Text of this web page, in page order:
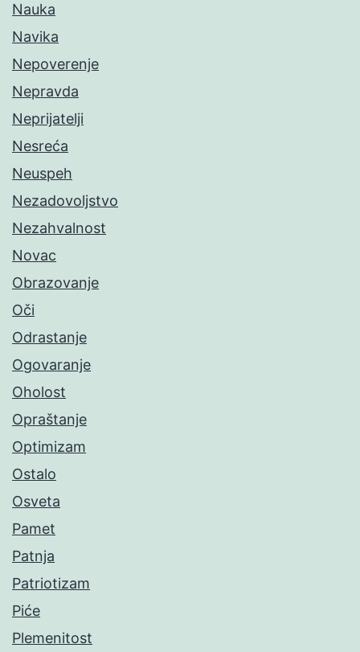
Nauka
Navika
Nepoverenje
Nepravda
Neprijatelji
Nesreća
Neuspeh
Nezadovoljstvo
Nezahvalnost
Novac
Obrazovanje
Oči
Odrastanje
Ogovaranje
Oholost
Opraštanje
Optimizam
Ostalo
Osveta
Pamet
Patnja
Patriotizam
Piće
Plemenitost